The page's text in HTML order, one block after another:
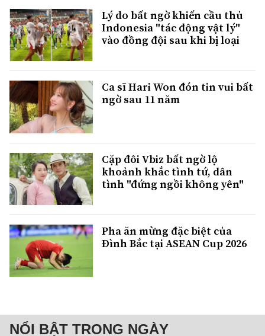
Lý do bất ngờ khiến cầu thủ
Indonesia "tác động vật lý"
vào đồng đội sau khi bị loại
Ca sĩ Hari Won đón tin vui bất
ngờ sau 11 năm
Cặp đôi Vbiz bất ngờ lộ
khoảnh khắc tình tứ, dân
tình "đứng ngồi không yên"
Pha ăn mừng đặc biệt của
Đình Bắc tại ASEAN Cup 2026
NỔI BẬT TRONG NGÀY